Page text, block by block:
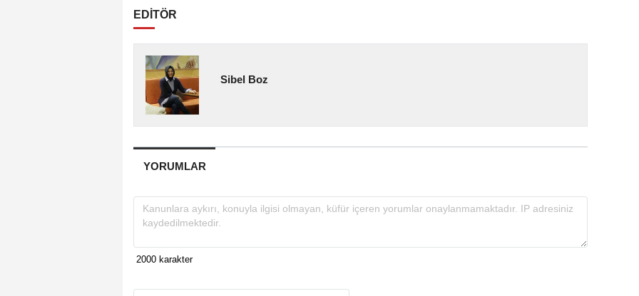
EDİTÖR
Sibel Boz
YORUMLAR